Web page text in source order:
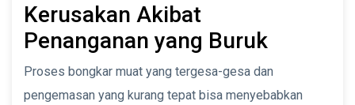
Kerusakan Akibat
Penanganan yang Buruk
Proses bongkar muat yang tergesa-gesa dan
pengemasan yang kurang tepat bisa menyebabkan